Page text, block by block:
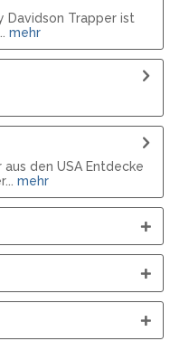
Davidson Trapper ist
mehr
den USA Entdecke
mehr